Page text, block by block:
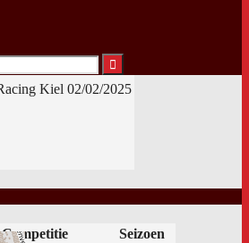
02/02/2025
Competitie
Seizoen